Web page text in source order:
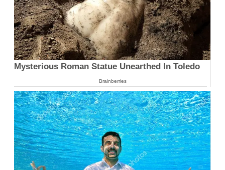
Mysterious Roman Statue Unearthed In Toledo
Brainberries